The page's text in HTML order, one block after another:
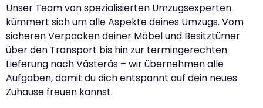
Unser Team von spezialisierten Umzugsexperten
kümmert sich um alle Aspekte deines Umzugs. Vom
sicheren Verpacken deiner Möbel und Besitztümer
über den Transport bis hin zur termingerechten
Lieferung nach Västerås – wir übernehmen alle
Aufgaben, damit du dich entspannt auf dein neues
Zuhause freuen kannst.